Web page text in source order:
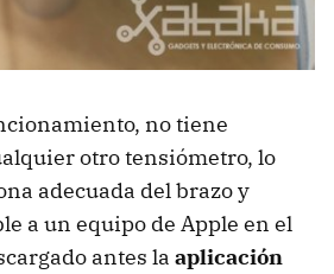
no tiene
otro tensiómetro, lo
adecuada del brazo y
a un equipo de Apple en el
antes la aplicación